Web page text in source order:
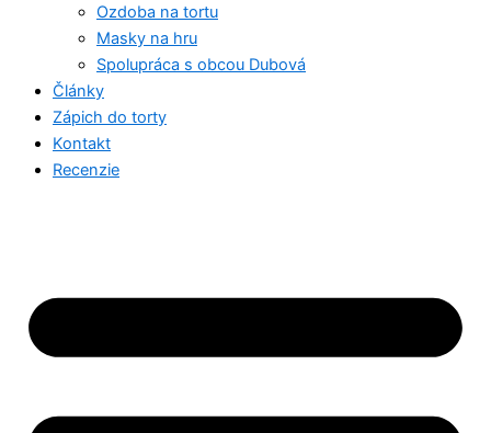
Ozdoba na tortu
Masky na hru
Spolupráca s obcou Dubová
Články
Zápich do torty
Kontakt
Recenzie